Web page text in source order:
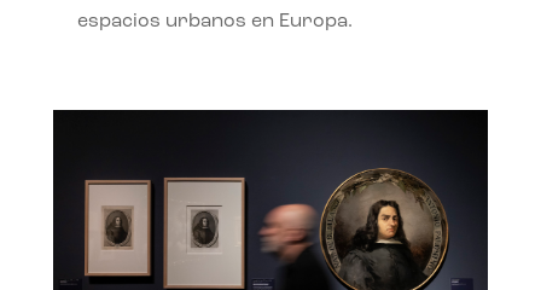
espacios urbanos en Europa.